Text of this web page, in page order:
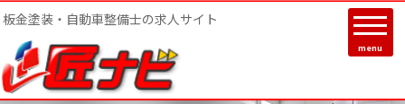
板金塗装・自動車整備士の求人サイト
menu